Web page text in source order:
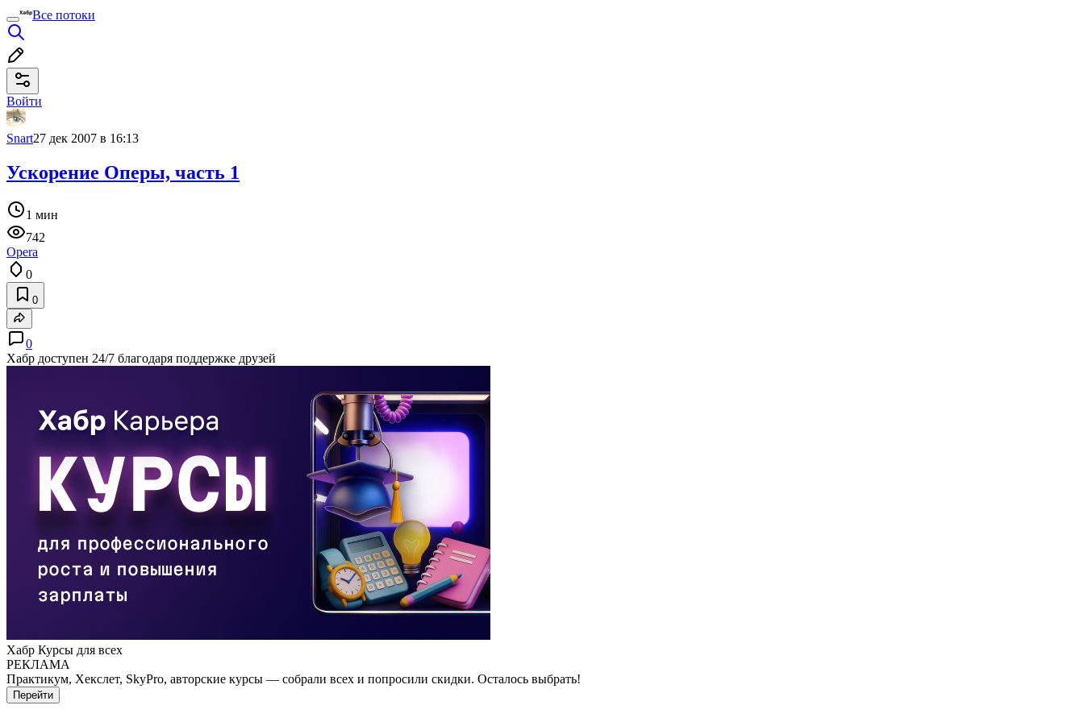
Все потоки
Войти
Snart27 дек 2007 в 16:13
Ускорение Оперы, часть 1
1 мин
742
Opera
0
0
0
Хабр доступен 24/7 благодаря поддержке друзей
Хабр Курсы для всех
РЕКЛАМА
Практикум, Хекслет, SkyPro, авторские курсы — собрали всех и попросили скидки. Осталось выбрать!
Перейти